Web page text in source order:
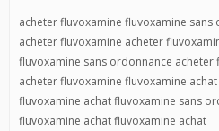
acheter fluvoxamine fluvoxamine sans
acheter fluvoxamine acheter
fluvoxamine sans ordonnance acheter
acheter fluvoxamine fluvoxamine achat
fluvoxamine achat fluvoxamine sans
fluvoxamine achat fluvoxamine achat